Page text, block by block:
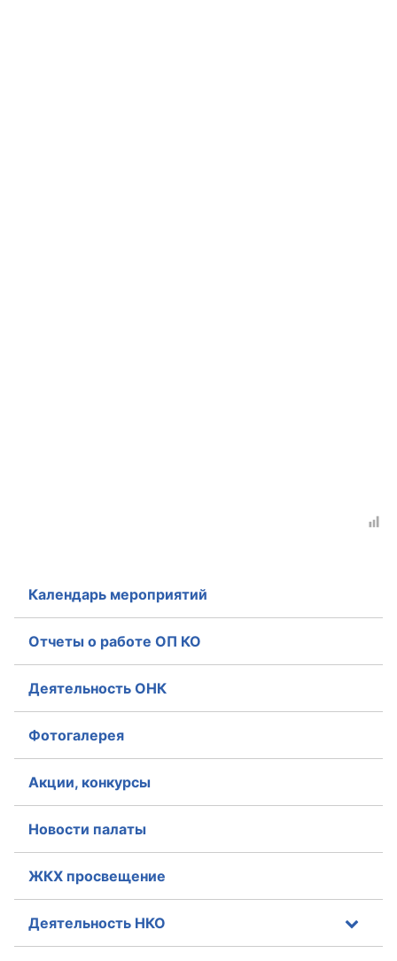
Календарь мероприятий
Отчеты о работе ОП КО
Деятельность ОНК
Фотогалерея
Акции, конкурсы
Новости палаты
ЖКХ просвещение
Деятельность НКО